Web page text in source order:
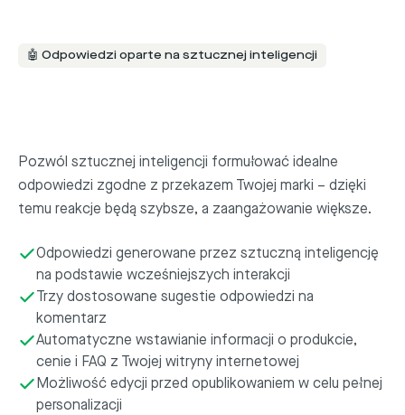
🤖 Odpowiedzi oparte na sztucznej inteligencji
Pozwól sztucznej inteligencji formułować idealne
odpowiedzi zgodne z przekazem Twojej marki – dzięki
temu reakcje będą szybsze, a zaangażowanie większe.
Odpowiedzi generowane przez sztuczną inteligencję
na podstawie wcześniejszych interakcji
Trzy dostosowane sugestie odpowiedzi na
komentarz
Automatyczne wstawianie informacji o produkcie,
cenie i FAQ z Twojej witryny internetowej
Możliwość edycji przed opublikowaniem w celu pełnej
personalizacji